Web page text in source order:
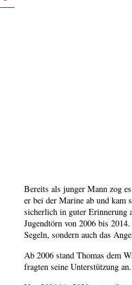
Bereits als junger Mann zog
er bei der Marine ab und kam
sicherlich in guter Erinnerung
Jugendtörn von 2006 bis
Segeln, sondern auch das
Ab 2006 stand Thomas dem
fragten seine Unterstützung an.